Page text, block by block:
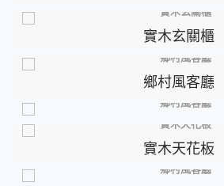
實木玄關櫃
鄉村風客廳
實木天花板